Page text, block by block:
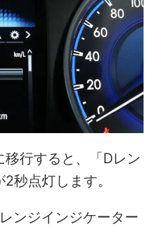
行すると、「Dレン
秒点灯します。
ンジインジケーター